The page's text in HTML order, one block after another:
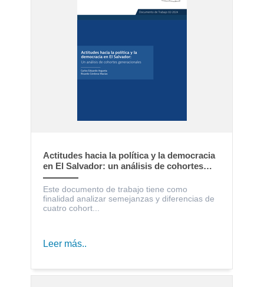
Actitudes hacia la política y la democracia
en El Salvador: un análisis de cohortes
generacionales
Este documento de trabajo tiene como
finalidad analizar semejanzas y diferencias de
cuatro cohort...
Leer más..